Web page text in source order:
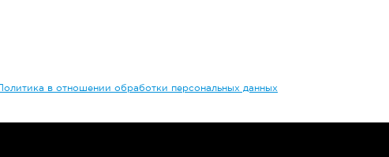
Политика в отношении обработки персональных данных